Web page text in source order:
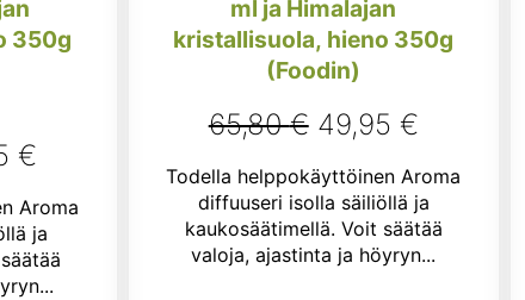
350g
€.
€Nykyinen
on:
49,95 €.
Aroma
ja
ml ja Himalajan
kristallisuola, hieno 350g
(Foodin)
65,80€ Alkuperäinen
hinta
oli:
65,80 €.
49,95 €Nykyinen
on:
49,95 €.
Todella helppokäyttöinen Aroma
diffuuseri isolla säiliöllä ja
kaukosäätimellä. Voit säätää
valoja, ajastinta ja höyryn...